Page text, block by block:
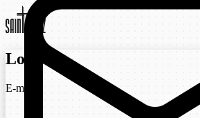
Login
E-mail